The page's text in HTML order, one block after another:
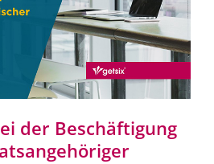
der Beschäftigung